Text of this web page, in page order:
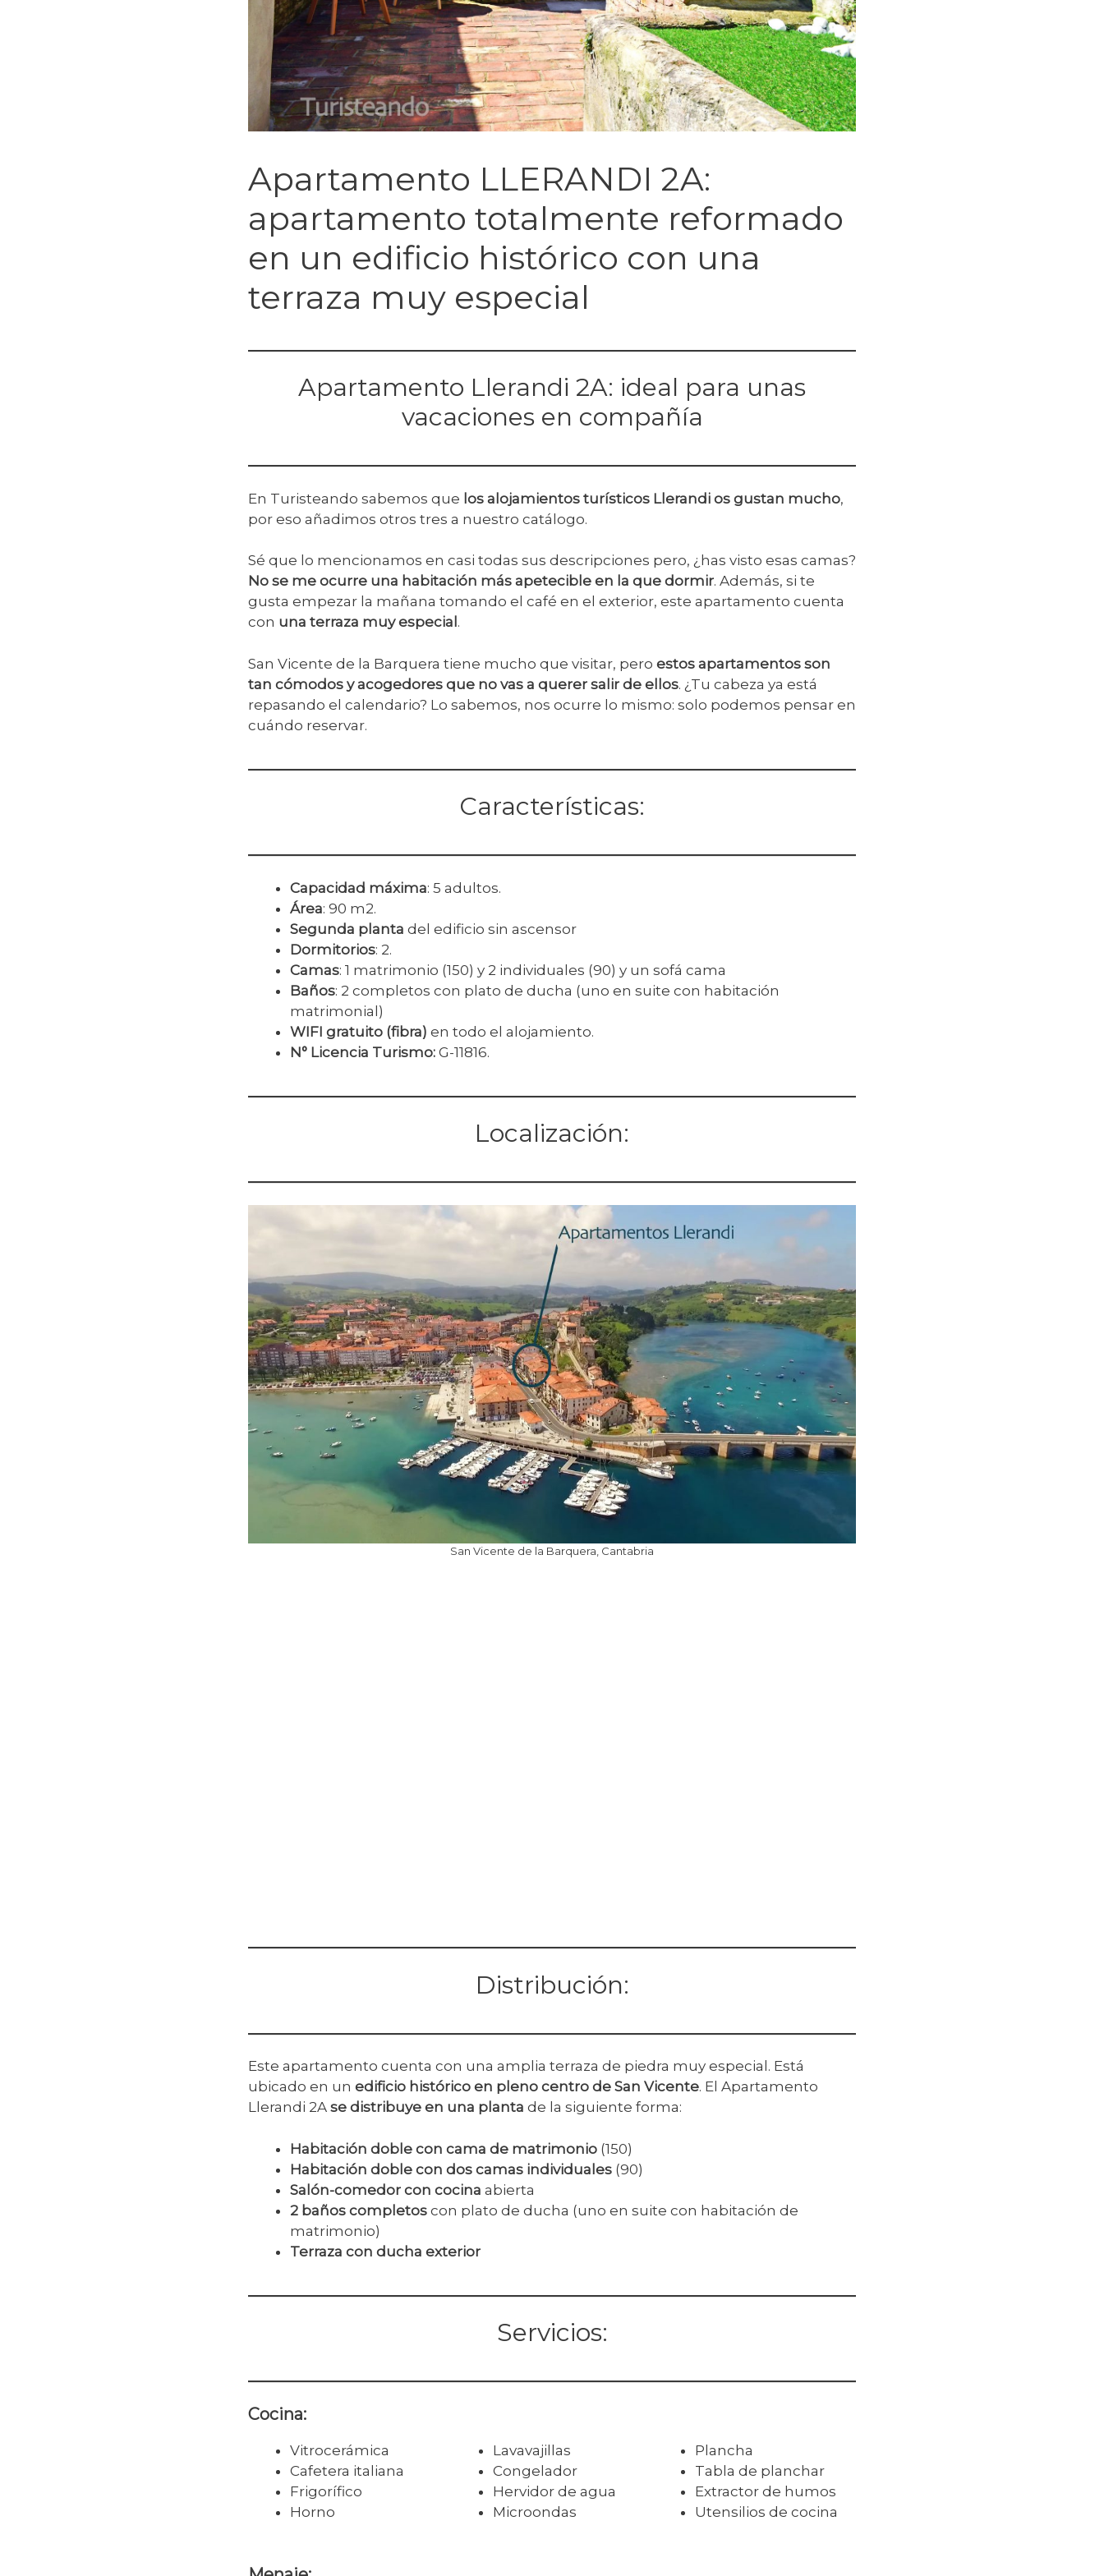
Apartamento LLERANDI 2A:
apartamento totalmente reformado
en un edificio histórico con una
terraza muy especial
Apartamento Llerandi 2A: ideal para unas
vacaciones en compañía
En Turisteando sabemos que los alojamientos turísticos Llerandi os gustan mucho,
por eso añadimos otros tres a nuestro catálogo.
Sé que lo mencionamos en casi todas sus descripciones pero, ¿has visto esas camas?
No se me ocurre una habitación más apetecible en la que dormir. Además, si te
gusta empezar la mañana tomando el café en el exterior, este apartamento cuenta
con una terraza muy especial .
San Vicente de la Barquera tiene mucho que visitar, pero estos apartamentos son
tan cómodos y acogedores que no vas a querer salir de ellos. ¿Tu cabeza ya está
repasando el calendario? Lo sabemos, nos ocurre lo mismo: solo podemos pensar en
cuándo reservar.
Características:
Capacidad máxima: 5 adultos.
Área: 90 m2.
Segunda planta del edificio sin ascensor
Dormitorios: 2.
Camas: 1 matrimonio (150) y 2 individuales (90) y un sofá cama
Baños: 2 completos con plato de ducha (uno en suite con habitación
matrimonial)
WIFI gratuito (fibra) en todo el alojamiento.
N° Licencia Turismo: G-11816.
Localización:
San Vicente de la Barquera, Cantabria
Distribución:
Este apartamento cuenta con una amplia terraza de piedra muy especial. Está
ubicado en un edificio histórico en pleno centro de San Vicente. El Apartamento
Llerandi 2A se distribuye en una planta de la siguiente forma:
Habitación doble con cama de matrimonio (150)
Habitación doble con dos camas individuales (90)
Salón-comedor con cocina abierta
2 baños completos con plato de ducha (uno en suite con habitación de
matrimonio)
Terraza con ducha exterior
Servicios:
Cocina:
Vitrocerámica
Cafetera italiana
Frigorífico
Horno
Lavavajillas
Congelador
Hervidor de agua
Microondas
Plancha
Tabla de planchar
Extractor de humos
Utensilios de cocina